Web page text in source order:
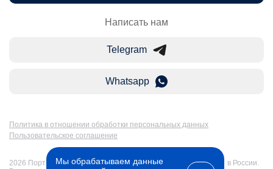
Написать нам
Telegram
Whatsapp
Политика в отношении обработки персональных данных
Пользовательское соглашение
2026 Портал Бакалавр-Магистр: дистанционное образование в России.
Мы обрабатываем данные